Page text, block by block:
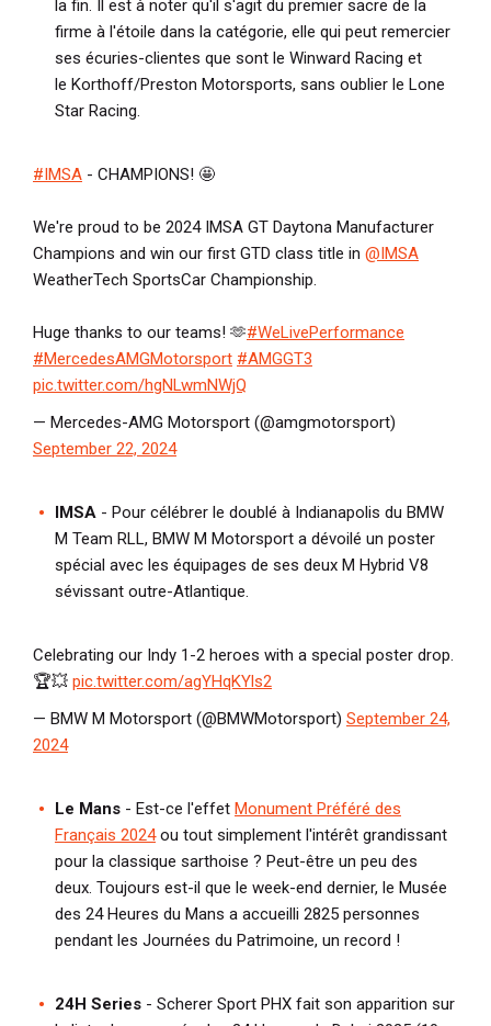
la fin. Il est à noter qu'il s'agit du premier sacre de la
firme à l'étoile dans la catégorie, elle qui peut remercier
ses écuries-clientes que sont le Winward Racing et
le Korthoff/Preston Motorsports, sans oublier le Lone
Star Racing.
#IMSA - CHAMPIONS! 🤩
We're proud to be 2024 IMSA GT Daytona Manufacturer
Champions and win our first GTD class title in @IMSA
WeatherTech SportsCar Championship.
Huge thanks to our teams! 🫶#WeLivePerformance
#MercedesAMGMotorsport #AMGGT3
pic.twitter.com/hgNLwmNWjQ
— Mercedes-AMG Motorsport (@amgmotorsport)
September 22, 2024
IMSA - Pour célébrer le doublé à Indianapolis du BMW
M Team RLL, BMW M Motorsport a dévoilé un poster
spécial avec les équipages de ses deux M Hybrid V8
sévissant outre-Atlantique.
Celebrating our Indy 1-2 heroes with a special poster drop.
🏆💥 pic.twitter.com/agYHqKYls2
— BMW M Motorsport (@BMWMotorsport) September 24,
2024
Le Mans - Est-ce l'effet Monument Préféré des
Français 2024ou tout simplement l'intérêt grandissant
pour la classique sarthoise ? Peut-être un peu des
deux. Toujours est-il que le week-end dernier, le Musée
des 24 Heures du Mans a accueilli 2825 personnes
pendant les Journées du Patrimoine, un record !
24H Series - Scherer Sport PHX fait son apparition sur